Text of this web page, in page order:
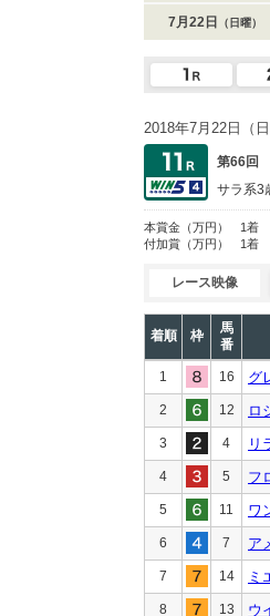
7月22日 （日曜）
2018年7月22日（
第66回
サラ系3
本賞金 （万円） 1着
付加賞 （万円） 1着
レース映像
着順 枠
馬
番
1 16 グ
2 12 ロ
3 4 リ
4 5 フ
5 11 ワ
6 7 ア
7 14 ミ
8 13 ウ